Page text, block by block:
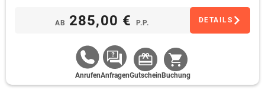
AB 285,00 € P.P. DETAILS
AnrufenAnfragenGutschein Buchung